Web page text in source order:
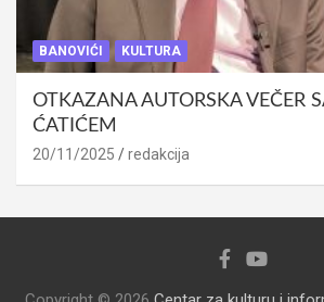
BANOVIĆI KULTURA
OTKAZANA AUTORSKA VEČER
ĆATIĆEM
20/11/2025 redakcija